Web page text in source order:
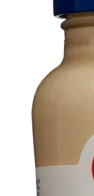
Grøntavdelingen
Oppskrifter